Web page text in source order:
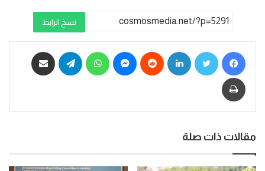
نسخ الرابط
فيسبوك تويتر لينكدإن ماسنجر واتساب تيلقرام
طباعة
مقالات ذات صلة